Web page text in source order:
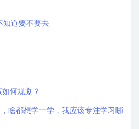
知道要不要去
何规划？
啥都想学一学，我应该专注学习哪